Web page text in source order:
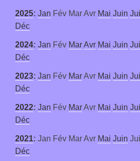
2025: Jan Fév MarAvr Mai Juin Juil
Déc
2024: Jan Fév MarAvr Mai Juin Juil
Déc
2023: Jan Fév MarAvr Mai Juin Juil
Déc
2022: Jan Fév MarAvr Mai Juin Juil
Déc
2021: Jan Fév MarAvr Mai Juin Juil
Déc